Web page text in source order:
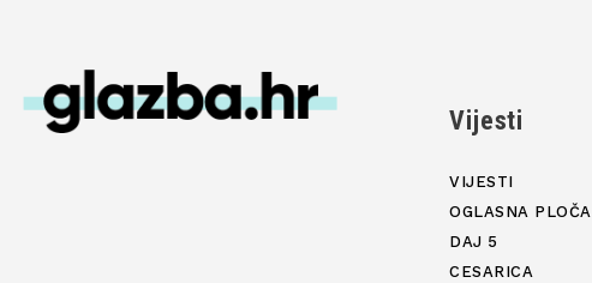
Vijesti
VIJESTI
OGLASNA PLOČA
DAJ 5
CESARICA